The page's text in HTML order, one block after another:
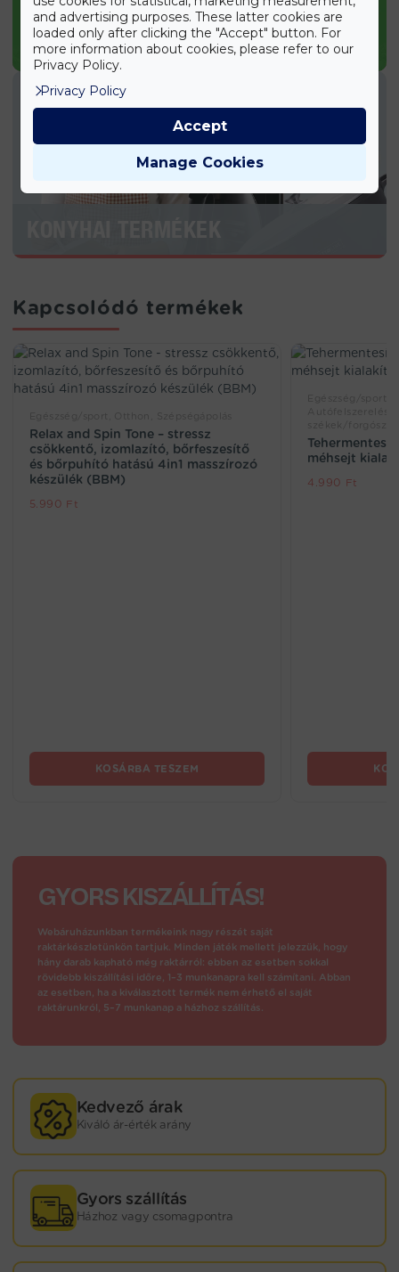
KERTI TERMÉKEK
Kapcsolódó termékek
Relax and Spin Tone – stressz
csökkentő, izomlazító, bőrfeszesítő
és bőrpuhító hatású 4in1 masszírozó
készülék (BBM)
5.990 Ft
KOSÁRBA TESZEM
méhsejt
4.990 Ft
GYORS KISZÁLLÍTÁS!
Webáruházunkban termékeink nagy részét saját
raktárkészletünkön tartjuk. Minden játék mellett jelezzük, hogy
hány darab kapható még raktárról: ebben az esetben sokkal
rövidebb kiszállítási időre, 1–3 munkanapra kell számítani. Abban
az esetben, ha a kiválasztott termék nem érhető el saját
raktárunkról, 5–7 munkanap a házhoz szállítás.
Kedvező árak
Kiváló ár-érték arány
Gyors szállítás
Házhoz vagy csomagpontra
and advertising purposes. These latter cookies are
loaded only after clicking the "Accept" button. For
more information about cookies, please refer to our
Privacy Policy.
Privacy Policy
Manage Cookies
Accept